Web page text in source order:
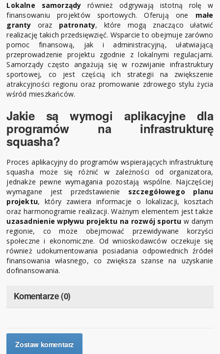
Lokalne samorządy również odgrywają istotną rolę w
finansowaniu projektów sportowych. Oferują one małe
granty oraz patronaty, które mogą znacząco ułatwić
realizację takich przedsięwzięć. Wsparcie to obejmuje zarówno
pomoc finansową, jak i administracyjną, ułatwiającą
przeprowadzenie projektu zgodnie z lokalnymi regulacjami.
Samorządy często angażują się w rozwijanie infrastruktury
sportowej, co jest częścią ich strategii na zwiększenie
atrakcyjności regionu oraz promowanie zdrowego stylu życia
wśród mieszkańców.
Jakie są wymogi aplikacyjne dla
programów na infrastrukturę
squasha?
Proces aplikacyjny do programów wspierających infrastrukturę
squasha może się różnić w zależności od organizatora,
jednakże pewne wymagania pozostają wspólne. Najczęściej
wymagane jest przedstawienie szczegółowego planu
projektu, który zawiera informacje o lokalizacji, kosztach
oraz harmonogramie realizacji. Ważnym elementem jest także
uzasadnienie wpływu projektu na rozwój sportu w danym
regionie, co może obejmować przewidywane korzyści
społeczne i ekonomiczne. Od wnioskodawców oczekuje się
również udokumentowania posiadania odpowiednich źródeł
finansowania własnego, co zwiększa szanse na uzyskanie
dofinansowania.
Komentarze (0)
Zostaw komentarz